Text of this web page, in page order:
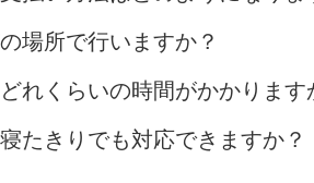
の場所で行いますか？
れくらいの時間がかかります
たきりでも対応できますか？